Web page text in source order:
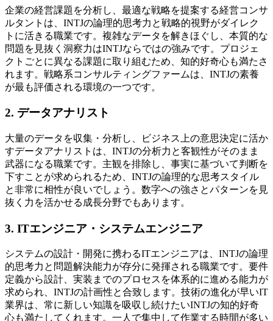
企業の経営課題を分析し、最適な戦略を提案する経営コンサ
ルタントは、INTJの論理的思考力と戦略的視野がダイレク
トに活きる職業です。複雑なデータを解きほぐし、本質的な
問題を見抜く洞察力はINTJならではの強みです。プロジェ
クトごとに異なる課題に取り組むため、知的好奇心も満たさ
れます。戦略系コンサルティングファームは、INTJの素養
が最も評価される環境の一つです。
2. データアナリスト
大量のデータを収集・分析し、ビジネス上の意思決定に活か
すデータアナリストは、INTJの分析力と客観性がそのまま
武器になる職業です。主観を排除し、事実に基づいて判断を
下すことが求められるため、INTJの論理的な思考スタイル
と非常に相性が良いでしょう。数字への強さとパターンを見
抜く力を活かせる成長分野でもあります。
3. ITエンジニア・システムエンジニア
システムの設計・開発に携わるITエンジニアは、INTJの論理
的思考力と問題解決能力が存分に発揮される職業です。要件
定義から設計、実装までのプロセスを体系的に進める能力が
求められ、INTJの計画性と合致します。技術の進化が早いIT
業界は、常に新しい知識を吸収し続けたいINTJの知的好奇
心も満たしてくれます。一人で集中して作業する時間が多い